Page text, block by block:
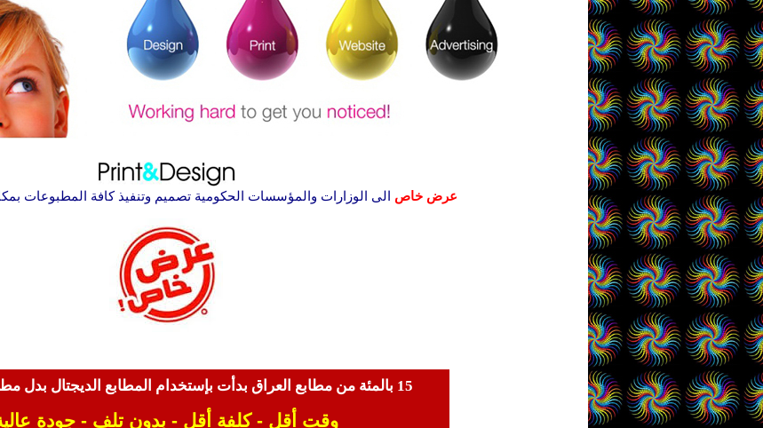
عرض خاص الى الوزارات والمؤسسات الحكومية تصميم وتنفيذ كافة المطبوعات
15 بالمئة من مطابع العراق بدأت بإستخدام المطابع الديجتال بدل
وقت أقل - كلفة أقل - بدون تلف - جودة